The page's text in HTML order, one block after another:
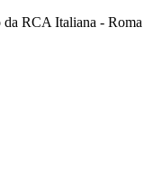
RCA Italiana - Roma